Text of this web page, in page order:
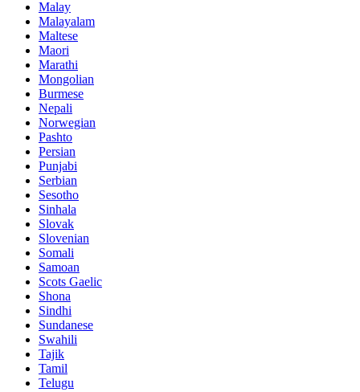
Malay
Malayalam
Maltese
Maori
Marathi
Mongolian
Burmese
Nepali
Norwegian
Pashto
Persian
Punjabi
Serbian
Sesotho
Sinhala
Slovak
Slovenian
Somali
Samoan
Scots Gaelic
Shona
Sindhi
Sundanese
Swahili
Tajik
Tamil
Telugu